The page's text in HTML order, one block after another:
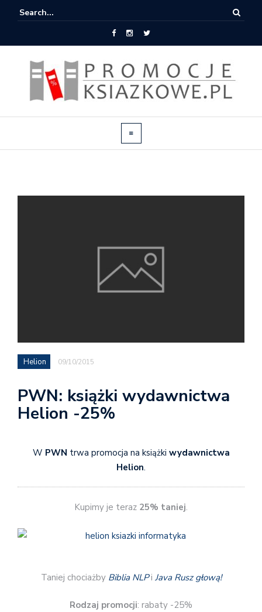
Helion 09/10/2015
PWN: książki wydawnictwa
Helion -25%
W PWN trwa promocja na książki wydawnictwa
Helion.
Kupimy je teraz 25% taniej.
Taniej chociażby Biblia NLPi Java Rusz głową!
Rodzaj promocji: rabaty -25%